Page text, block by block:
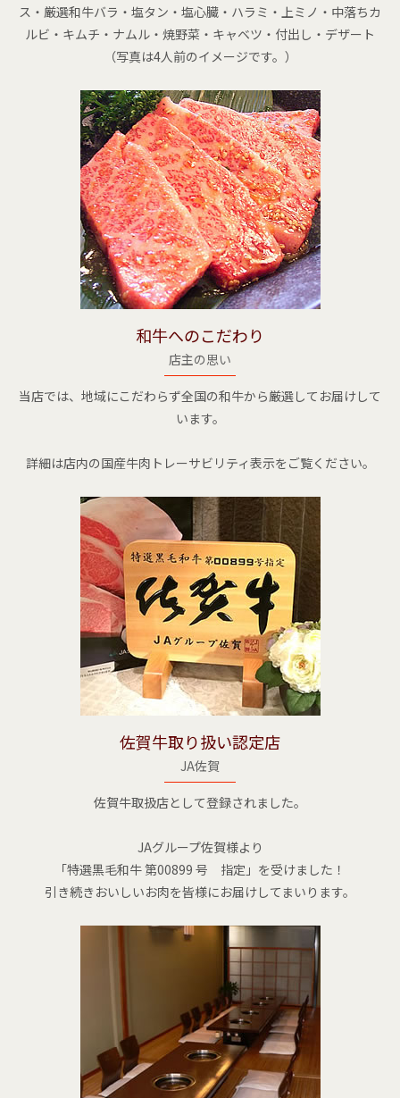
ス・厳選和牛バラ・塩タン・塩心臓・ハラミ・上ミノ・中落ちカ
ルビ・キムチ・ナムル・焼野菜・キャベツ・付出し・デザート
（写真は4人前のイメージです。）
和牛へのこだわり
店主の思い
当店では、地域にこだわらず全国の和牛から厳選してお届けして
います。
詳細は店内の国産牛肉トレーサビリティ表示をご覧ください。
佐賀牛取り扱い認定店
JA佐賀
佐賀牛取扱店として登録されました。
JAグループ佐賀様より
「特選黒毛和牛 第00899 号 指定」を受けました！
引き続きおいしいお肉を皆様にお届けしてまいります。